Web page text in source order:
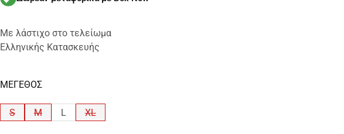
Mε λάστιχο στο τελείωμα
Ελληνικής Κατασκευής
ΜΕΓΕΘΟΣ
S M L XL